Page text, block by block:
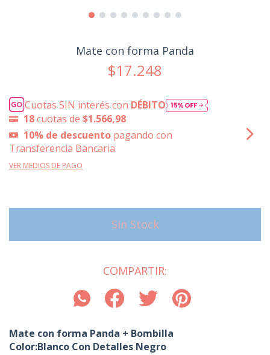
Mate con forma Panda
$17.248
Cuotas SIN interés con DÉBITO
18cuotas de $1.566,98
10% de descuento pagando con
Transferencia Bancaria
VER MEDIOS DE PAGO
COMPARTIR:
Mate con forma Panda + Bombilla
Color:Blanco Con Detalles Negro